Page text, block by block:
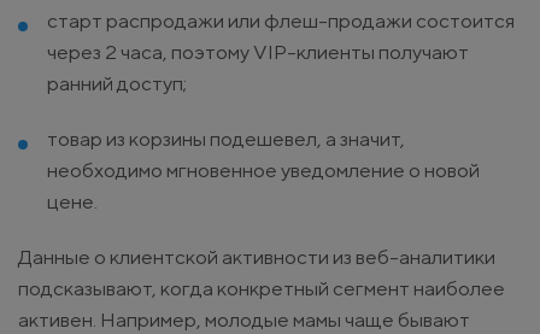
старт распродажи или флеш-продажи состоится
через 2 часа, поэтому VIP-клиенты получают
ранний доступ;
товар из корзины подешевел, а значит,
необходимо мгновенное уведомление о новой
цене.
Данные о клиентской активности из веб-аналитики
подсказывают, когда конкретный сегмент наиболее
активен. Например, молодые мамы чаще бывают